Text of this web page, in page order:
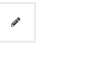
Ara